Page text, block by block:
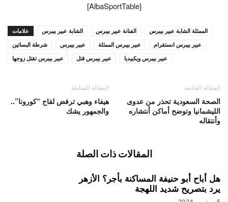
[AlbaSportTable]
علامات الشابة عبير بيبرس الفنانة عبير بيبرس
الممثلة الشابة عبير بيبرس
شرطة البساتين
عبير بيبرس عبير بيبرس الممثلة
عبير بيبرس انستقرام
عبير بيبرس تقتل زوجها
عبير بيبرس قتل عبير بيبرس ويكبيديا
المقالة السابقة
هيفاء وهبي ترفض لقاح “كورونا”..
والجمهور يشك
المقالة القادمة
الصحة السعودية تحذر من عدوى
الليشمانيا وتوضح أماكن أنتشاره
وأنتقاله
المقالات ذات الصلة
هل أباح أبو حنيفة المساكنة بأجر؟ الأزهر
يرد بتصريح شديد اللهجة